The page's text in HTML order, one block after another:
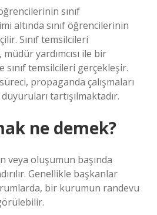
sınıf
altında sınıf öğrencilerinin
Sınıf temsilcileri
yardımcısı ile bir
sınıf temsilcileri gerçekleşir.
propaganda çalışmaları
tartışılmaktadır.
ne demek?
veya oluşumun başında
Genellikle başkanlar
bir kurumun randevu